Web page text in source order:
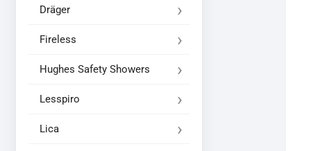
Dräger
Fireless
Hughes Safety Showers
Lesspiro
Lica